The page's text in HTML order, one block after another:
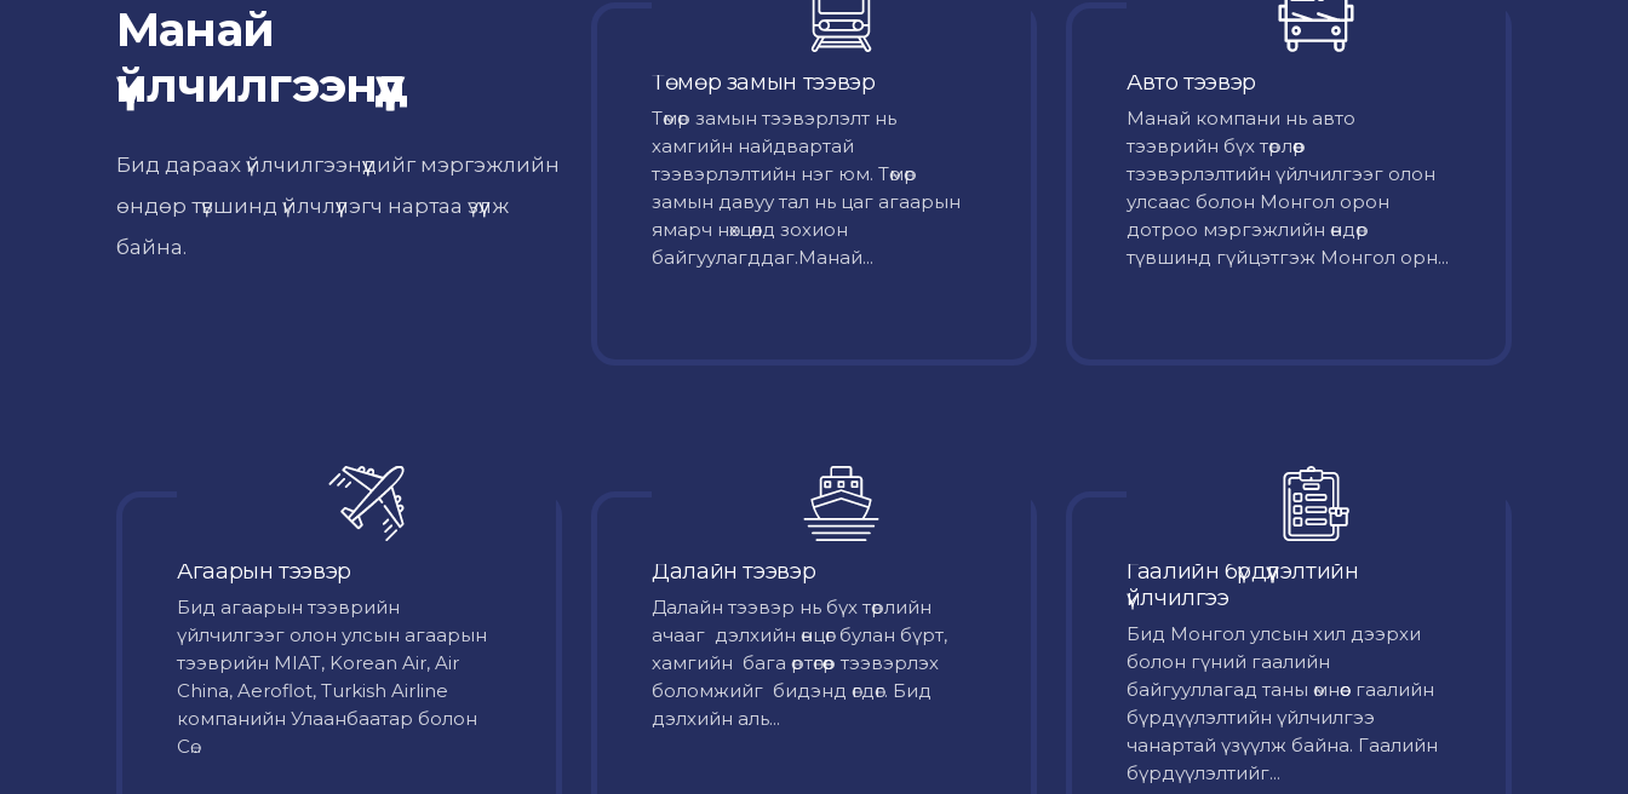
Манай
үйлчилгээнүүд
Бид дараах үйлчилгээнүүдийг мэргэжлийн
өндөр түвшинд үйлчлүүлэгч нартаа үзүүлж
байна.
Төмөр замын тээвэр
Төмөр замын тээвэрлэлт нь
хамгийн найдвартай
тээвэрлэлтийн нэг юм. Төмөр
замын давуу тал нь цаг агаарын
ямарч нөхцөлд зохион
байгуулагддаг.Манай...
Авто тээвэр
Mанай компани нь авто
тээврийн бүх төрлөөр
тээвэрлэлтийн үйлчилгээг олон
улсаас болон Монгол орон
дотроо мэргэжлийн өндөр
түвшинд гүйцэтгэж Монгол орн...
Агаарын тээвэр
Бид агаарын тээврийн
үйлчилгээг олон улсын агаарын
тээврийн MIAT, Korean Air, Air
China, Aeroflot, Turkish Airline
компанийн Улаанбаатар болон
Сө...
Далайн тээвэр
Далайн тээвэр нь бүх төрлийн
ачааг дэлхийн өнцөг булан бүрт,
хамгийн бага өртөгөөр тээвэрлэх
боломжийг бидэнд өгдөг. Бид
дэлхийн аль...
Гаалийн бүрдүүлэлтийн
үйлчилгээ
Бид Монгол улсын хил дээрхи
болон гүний гаалийн
байгууллагад таны өмнөөс гаалийн
бүрдүүлэлтийн үйлчилгээ
чанартай үзүүлж байна. Гаалийн
бүрдүүлэлтийг...